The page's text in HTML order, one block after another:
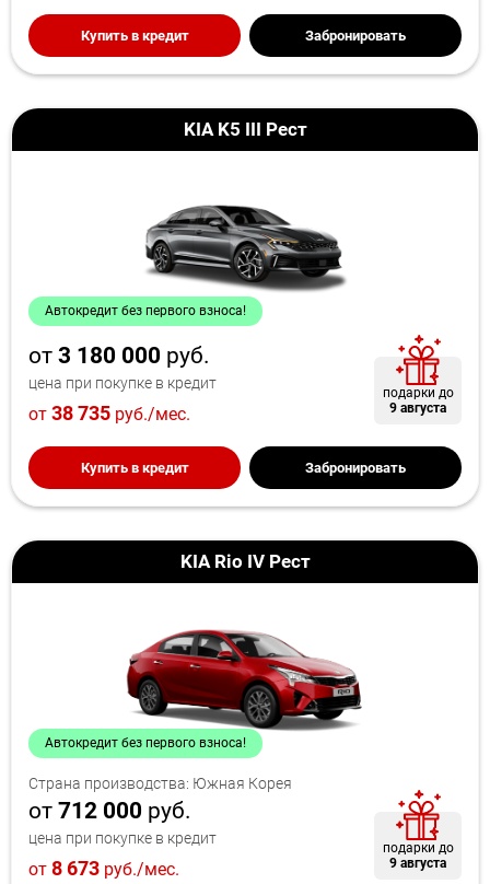
Купить в кредит Забронировать
KIA K5 III Рест
Автокредит без первого взноса!
от 3 180 000 руб.
цена при покупке в кредит
от 38 735 руб./мес.
подарки до
9 августа
Купить в кредит Забронировать
KIA Rio IV Рест
Автокредит без первого взноса!
Страна производства: Южная Корея
от 712 000 руб.
цена при покупке в кредит
от 8 673 руб./мес.
подарки до
9 августа